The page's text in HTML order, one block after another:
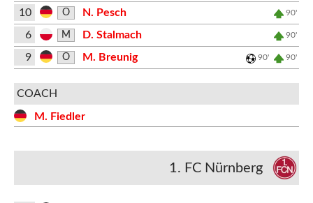
10 O N. Pesch 90'
6 M D. Stalmach 90'
9 O M. Breunig 90' 90'
COACH
M. Fiedler
1. FC Nürnberg